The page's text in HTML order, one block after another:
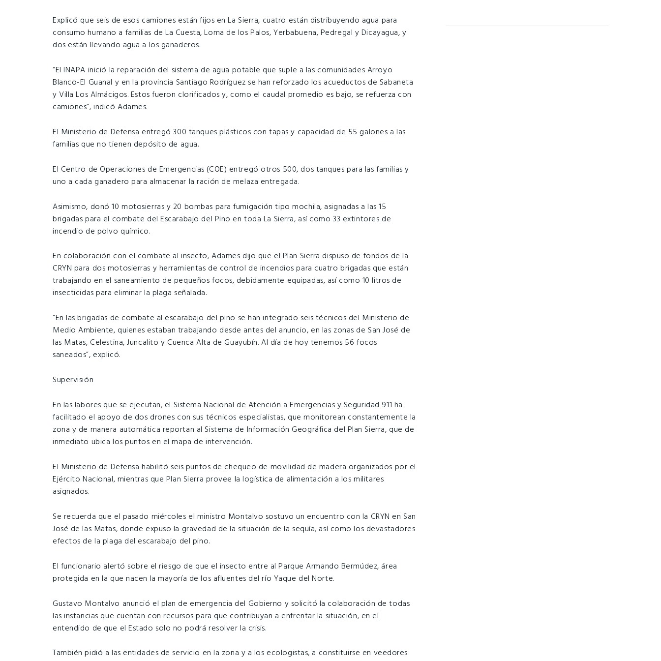
Explicó que seis de esos camiones están fijos en La Sierra, cuatro están distribuyendo agua para
consumo humano a familias de La Cuesta, Loma de los Palos, Yerbabuena, Pedregal y Dicayagua, y
dos están llevando agua a los ganaderos.
“El INAPA inició la reparación del sistema de agua potable que suple a las comunidades Arroyo
Blanco-El Guanal y en la provincia Santiago Rodríguez se han reforzado los acueductos de Sabaneta
y Villa Los Almácigos. Estos fueron clorificados y, como el caudal promedio es bajo, se refuerza con
camiones”, indicó Adames.
El Ministerio de Defensa entregó 300 tanques plásticos con tapas y capacidad de 55 galones a las
familias que no tienen depósito de agua.
El Centro de Operaciones de Emergencias (COE) entregó otros 500, dos tanques para las familias y
uno a cada ganadero para almacenar la ración de melaza entregada.
Asimismo, donó 10 motosierras y 20 bombas para fumigación tipo mochila, asignadas a las 15
brigadas para el combate del Escarabajo del Pino en toda La Sierra, así como 33 extintores de
incendio de polvo químico.
En colaboración con el combate al insecto, Adames dijo que el Plan Sierra dispuso de fondos de la
CRYN para dos motosierras y herramientas de control de incendios para cuatro brigadas que están
trabajando en el saneamiento de pequeños focos, debidamente equipadas, así como 10 litros de
insecticidas para eliminar la plaga señalada.
“En las brigadas de combate al escarabajo del pino se han integrado seis técnicos del Ministerio de
Medio Ambiente, quienes estaban trabajando desde antes del anuncio, en las zonas de San José de
las Matas, Celestina, Juncalito y Cuenca Alta de Guayubín. Al día de hoy tenemos 56 focos
saneados”, explicó.
Supervisión
En las labores que se ejecutan, el Sistema Nacional de Atención a Emergencias y Seguridad 911 ha
facilitado el apoyo de dos drones con sus técnicos especialistas, que monitorean constantemente la
zona y de manera automática reportan al Sistema de Información Geográfica del Plan Sierra, que de
inmediato ubica los puntos en el mapa de intervención.
El Ministerio de Defensa habilitó seis puntos de chequeo de movilidad de madera organizados por el
Ejército Nacional, mientras que Plan Sierra provee la logística de alimentación a los militares
asignados.
Se recuerda que el pasado miércoles el ministro Montalvo sostuvo un encuentro con la CRYN en San
José de las Matas, donde expuso la gravedad de la situación de la sequía, así como los devastadores
efectos de la plaga del escarabajo del pino.
El funcionario alertó sobre el riesgo de que el insecto entre al Parque Armando Bermúdez, área
protegida en la que nacen la mayoría de los afluentes del río Yaque del Norte.
Gustavo Montalvo anunció el plan de emergencia del Gobierno y solicitó la colaboración de todas
las instancias que cuentan con recursos para que contribuyan a enfrentar la situación, en el
entendido de que el Estado solo no podrá resolver la crisis.
También pidió a las entidades de servicio en la zona y a los ecologistas, a constituirse en veedores